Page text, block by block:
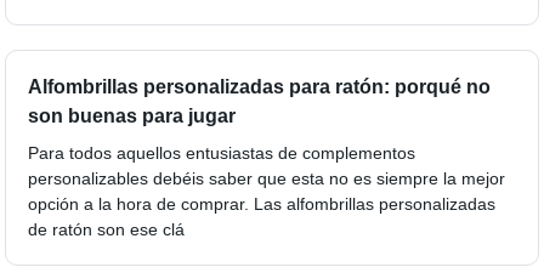
Alfombrillas personalizadas para ratón: porqué no
son buenas para jugar
Para todos aquellos entusiastas de complementos
personalizables debéis saber que esta no es siempre la mejor
opción a la hora de comprar. Las alfombrillas personalizadas
de ratón son ese clá